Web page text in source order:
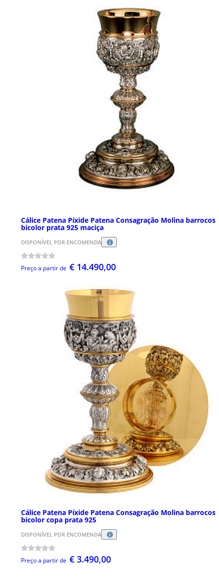
Cálice Patena Píxide Patena Consagração Molina barrocos
bicolor prata 925 maciça
DISPONÍVEL POR ENCOMENDA
Preço a partir de € 14.490,00
Cálice Patena Píxide Patena Consagração Molina barrocos
bicolor copa prata 925
DISPONÍVEL POR ENCOMENDA
Preço a partir de € 3.490,00